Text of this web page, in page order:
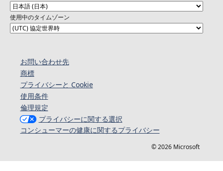
使用中のタイムゾーン
お問い合わせ先
商標
プライバシーと Cookie
使用条件
倫理規定
プライバシーに関する選択
コンシューマーの健康に関するプライバシー
© 2026 Microsoft